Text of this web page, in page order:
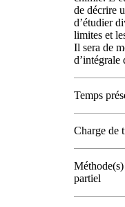
de décrire
d’étudier
limites et
Il sera de
d’intégrale
Temps
Charge de
partiel